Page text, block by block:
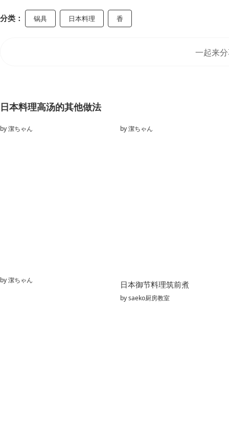
分类： 锅具 日本料理 香
一起来
日本料理高汤的其他做法
by潔ちゃん by潔ちゃん
by潔ちゃん 日本御节料理筑前煮
bysaeko厨房教室